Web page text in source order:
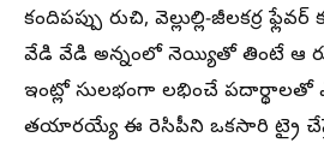
కందిపప్పు రుచి, వెల్లుల్లి-జీలకర్ర
వేడి వేడి అన్నంలో నెయ్యితో తింటే ఆ
ఇంట్లో సులభంగా లభించే పదార్థాలతో
తయారయ్యే ఈ రెసిపీని ఒకసారి ట్రై